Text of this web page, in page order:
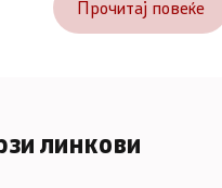
Прочитај повеќе
линкови